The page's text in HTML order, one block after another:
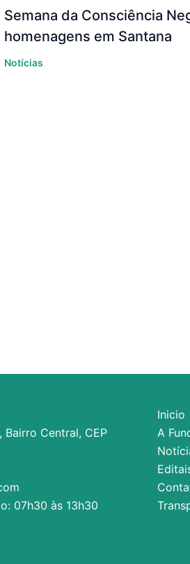
Semana da Consciência
homenagens em Santana
Notícias
Bairro Central, CEP
07h30 às 13h30
Inicio
A